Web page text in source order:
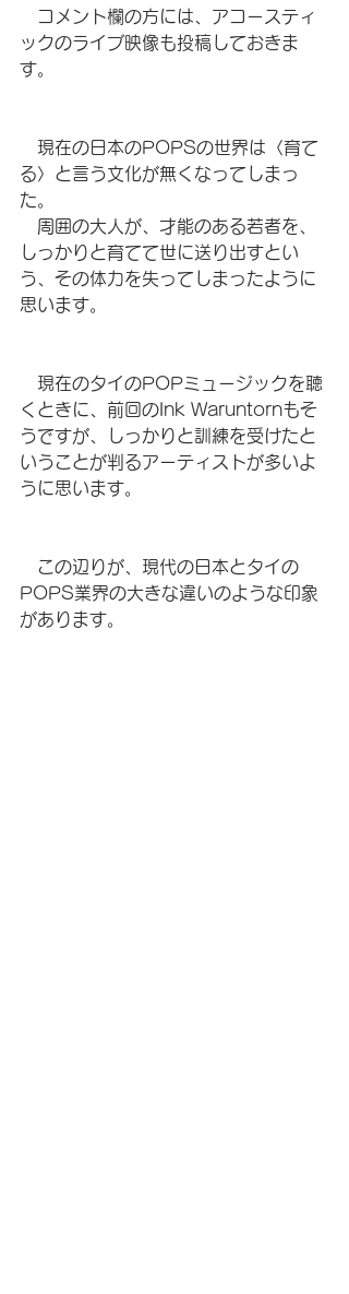
コメント欄の方には、アコースティ
ックのライブ映像も投稿しておきま
す。
現在の日本のPOPSの世界は〈育て
る〉と言う文化が無くなってしまっ
た。
周囲の大人が、才能のある若者を、
しっかりと育てて世に送り出すとい
う、その体力を失ってしまったように
思います。
現在のタイのPOPミュージックを聴
くときに、前回のInk Waruntornもそ
うですが、しっかりと訓練を受けたと
いうことが判るアーティストが多いよ
うに思います。
この辺りが、現代の日本とタイの
POPS業界の大きな違いのような印象
があります。